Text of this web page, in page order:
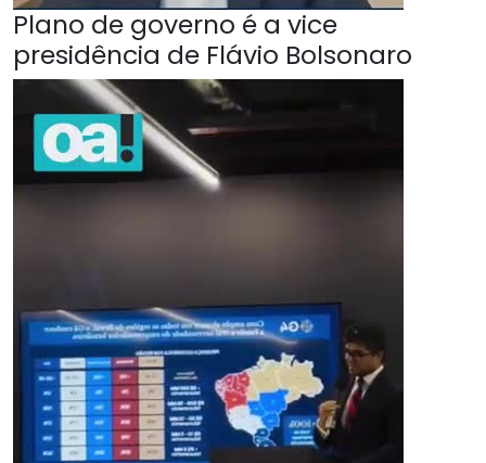
Plano de governo é a vice
presidência de Flávio Bolsonaro